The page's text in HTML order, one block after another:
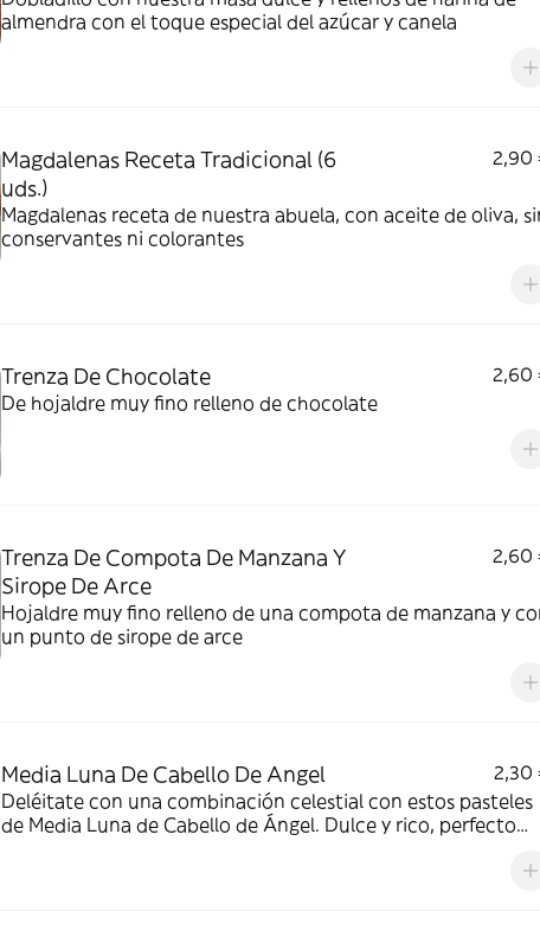
almendra con el toque especial del azúcar y canela
Magdalenas Receta Tradicional (6
uds.)
2,90
Magdalenas receta de nuestra abuela, con aceite de oliva,
conservantes ni colorantes
Trenza De Chocolate
2,60
De hojaldre muy fino relleno de chocolate
Trenza De Compota De Manzana Y
Sirope De Arce
2,60
Hojaldre muy fino relleno de una compota de manzana y
un punto de sirope de arce
Media Luna De Cabello De Angel
2,30
Deléitate con una combinación celestial con estos pasteles
de Media Luna de Cabello de Ángel. Dulce y rico, perfecto